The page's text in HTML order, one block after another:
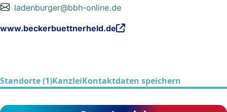
ladenburger@bbh-online.de
www.beckerbuettnerheld.de
Standorte (1)KanzleiKontaktdaten speichern